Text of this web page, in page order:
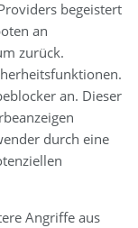
begeistert
an
zurück.
an. Dieser
durch eine
Angriffe aus